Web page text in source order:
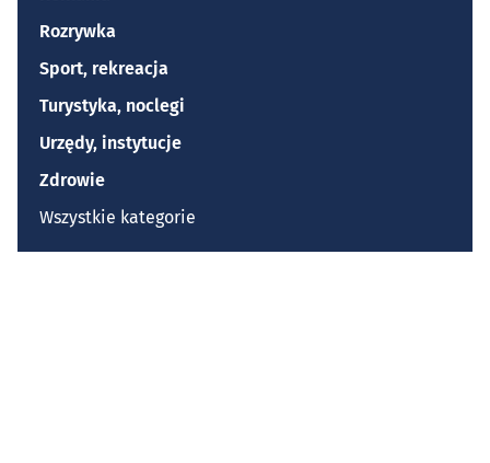
Rozrywka
Sport, rekreacja
Turystyka, noclegi
Urzędy, instytucje
Zdrowie
Wszystkie kategorie